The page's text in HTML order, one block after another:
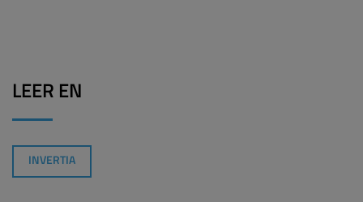
LEER EN
INVERTIA